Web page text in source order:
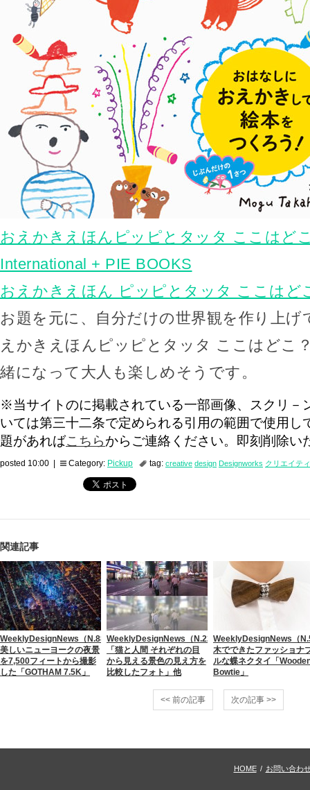
おえかきえほんピッピとタッタ ここはど
International + PIE BOOKS
おえかきえほん ピッピとタッタ ここはど
お題を元に、自分だけの世界観を作り上げ
えかきえほんピッピとタッタ ここはどこ
緒になって大人も楽しめそうです。
※当サイトのに掲載されている一部画像、スクリ－
いては第三十二条で定められる引用の範囲で使用し
題があればこちらからご連絡ください。即刻削除い
posted 10:00 | Category: Pickup tag: creative design Designworks クリエイテ
関連記事
WeeklyDesignNews（N.88）
美しいニューヨークの夜景
を7,500フィートから撮影
した「GOTHAM 7.5K」
WeeklyDesignNews（N.22）
「猫と人間 それぞれの目
から見える景色の見え方を
比較したフォト」他
WeeklyDesignNews（
木でできたファッショナ
ルな蝶ネクタイ「
Bowtie」
<< 前の記事 次の記事 >>
HOME / お問い合わ